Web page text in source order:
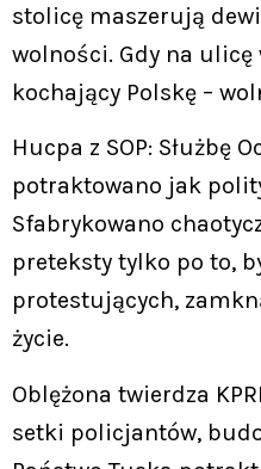
stolicę maszerują
wolności. Gdy na
kochający Polskę –
Hucpa z SOP: Służbę
potraktowano jak
Sfabrykowano
preteksty tylko po to,
protestujących,
życie.
Oblężona twierdza
setki policjantów,